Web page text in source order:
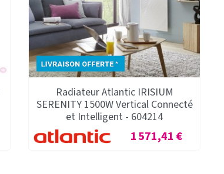
Radiateur Atlantic IRISIUM
SERENITY 1500W Vertical Connecté
et Intelligent - 604214
Prix
1 571,41 €